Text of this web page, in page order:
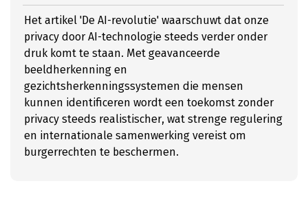
Het artikel 'De AI-revolutie' waarschuwt dat onze
privacy door AI-technologie steeds verder onder
druk komt te staan. Met geavanceerde
beeldherkenning en
gezichtsherkenningssystemen die mensen
kunnen identificeren wordt een toekomst zonder
privacy steeds realistischer, wat strenge regulering
en internationale samenwerking vereist om
burgerrechten te beschermen.